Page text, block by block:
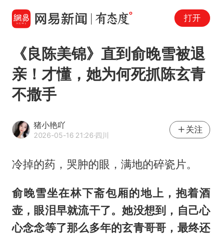
打开
《良陈美锦》直到俞晚雪被退
亲！才懂，她为何死抓陈玄青
不撒手
猪小艳吖
2026-05-16 21:26·四川
关注
冷掉的药，哭肿的眼，满地的碎瓷片。
俞晚雪坐在林下斋包厢的地上，抱着酒
壶，眼泪早就流干了。她没想到，自己心
心念念等了那么多年的玄青哥哥，最终还